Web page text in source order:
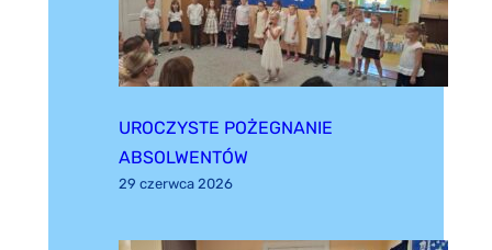
UROCZYSTE POŻEGNANIE
ABSOLWENTÓW
29 czerwca 2026